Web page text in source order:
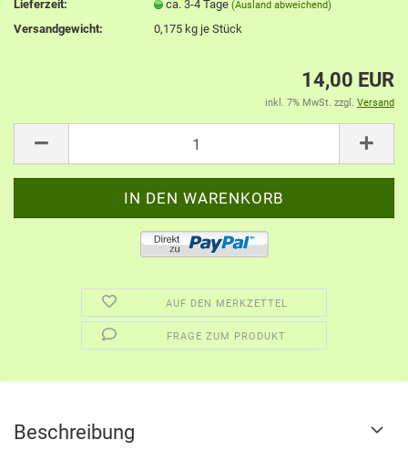
Lieferzeit:
ca. 3-4 Tage(Ausland abweichend)
Versandgewicht: 0,175 kg je Stück
14,00 EUR
inkl. 7% MwSt. zzgl. Versand
AUF DEN MERKZETTEL
FRAGE ZUM PRODUKT
Beschreibung